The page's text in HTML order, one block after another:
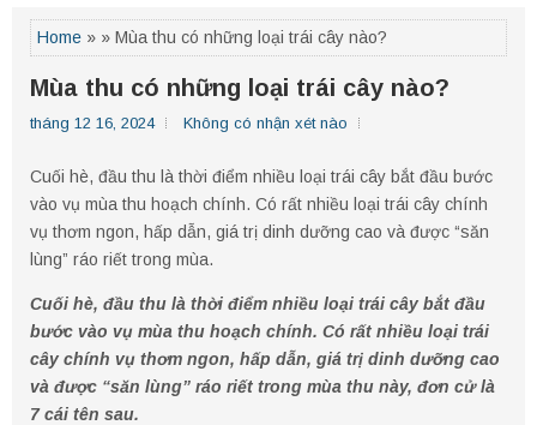
Home » » Mùa thu có những loại trái cây nào?
Mùa thu có những loại trái cây nào?
tháng 12 16, 2024 Không có nhận xét nào
Cuối hè, đầu thu là thời điểm nhiều loại trái cây bắt đầu bước
vào vụ mùa thu hoạch chính. Có rất nhiều loại trái cây chính
vụ thơm ngon, hấp dẫn, giá trị dinh dưỡng cao và được “săn
lùng” ráo riết trong mùa.
Cuối hè, đầu thu là thời điểm nhiều loại trái cây bắt đầu
bước vào vụ mùa thu hoạch chính. Có rất nhiều loại trái
cây chính vụ thơm ngon, hấp dẫn, giá trị dinh dưỡng cao
và được “săn lùng” ráo riết trong mùa thu này, đơn cử là
7 cái tên sau.